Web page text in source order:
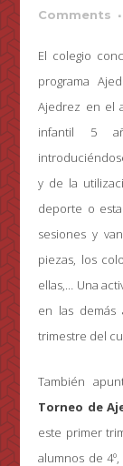
Comments
El colegio
programa
Ajedrez en el
infantil 5
y de la
deporte o
sesiones y
piezas, los
ellas,… Una
en las
trimestre del
También
Torneo de
este primer
alumnos de